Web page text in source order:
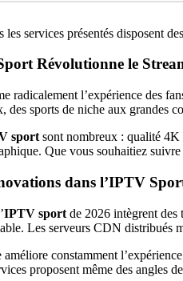
les services présentés disposent
Révolutionne le
radicalement l’expérience des
des sports de niche aux grandes
sport sont nombreux : qualité 4K
Que vous souhaitiez
dans l’IPTV
IPTV sport de 2026 intègrent
Les serveurs CDN
constamment
proposent même des angles